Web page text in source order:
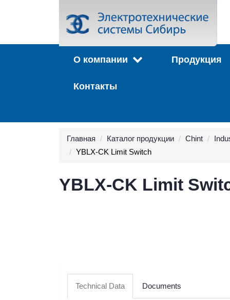
О компании Продукция
Контакты
Главная Каталог продукции Chint
YBLX-CK Limit Switch
YBLX-CK Limit
Technical Data Documents